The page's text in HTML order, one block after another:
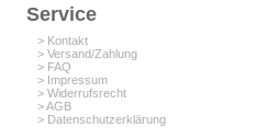
Service
> Kontakt
> Versand/Zahlung
> FAQ
> Impressum
> Widerrufsrecht
> AGB
> Datenschutzerklärung